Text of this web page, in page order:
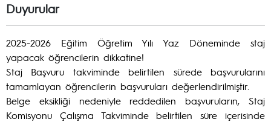
Duyurular
2025-2026 Eğitim Öğretim Yılı Yaz Döneminde staj
yapacak öğrencilerin dikkatine!
Staj Başvuru takviminde belirtilen sürede başvurularını
tamamlayan öğrencilerin başvuruları değerlendirilmiştir.
Belge eksikliği nedeniyle reddedilen başvuruların, Staj
Komisyonu Çalışma Takviminde belirtilen süre içerisinde